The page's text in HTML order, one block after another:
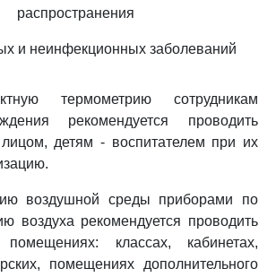
распространения
и неинфекционных заболеваний
термометрию сотрудникам
рекомендуется проводить
детям - воспитателем при их
воздушной среды приборами по
воздуха рекомендуется проводить
классах, кабинетах,
помещениях дополнительного